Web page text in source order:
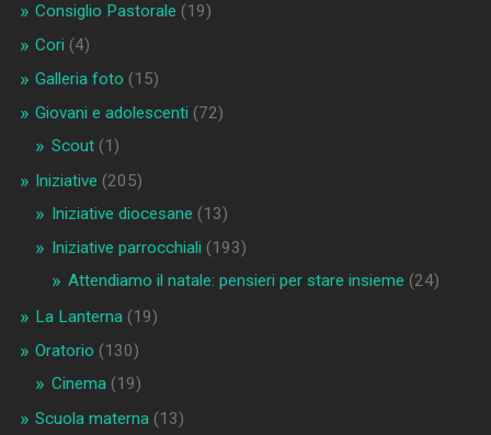
Consiglio Pastorale (19)
Cori (4)
Galleria foto (15)
Giovani e adolescenti (72)
Scout(1)
Iniziative (205)
Iniziative diocesane (13)
Iniziative parrocchiali (193)
Attendiamo il natale: pensieri per stare insieme (24)
La Lanterna(19)
Oratorio (130)
Cinema(19)
Scuola materna(13)